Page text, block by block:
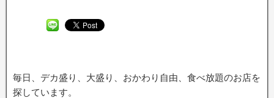
毎日、デカ盛り、大盛り、おかわり自由、食べ放題のお店を
探しています。